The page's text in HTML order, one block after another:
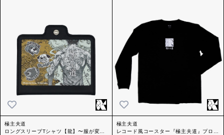
極主夫道
ロングスリーブTシャツ【龍】〜服が変〜
極主夫道
レコード風コースター『極主夫道』プロペ